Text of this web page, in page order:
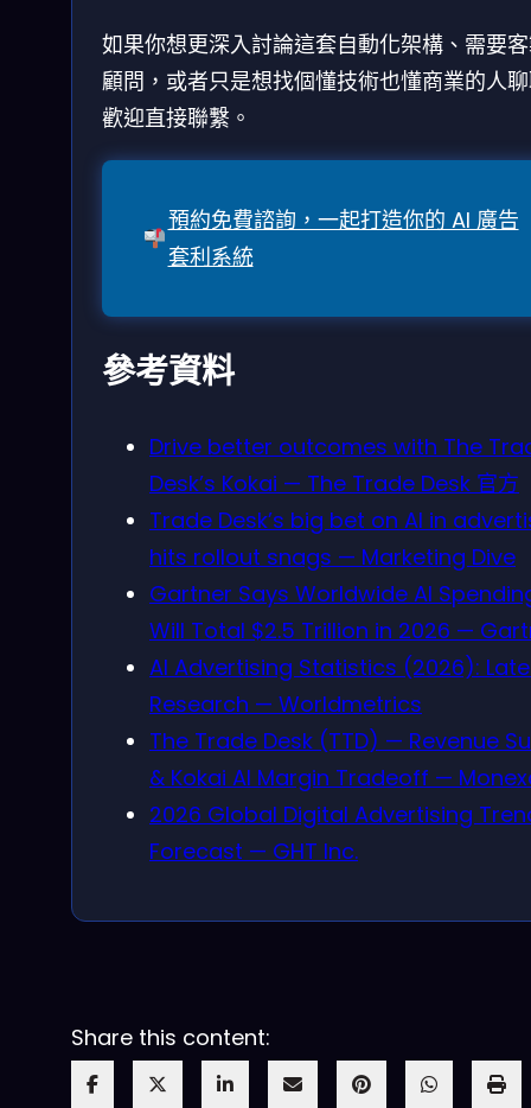
如果你想更深入討論這套自動化架構、需要
顧問，或者只是想找個懂技術也懂商業的人
歡迎直接聯繫。
預約免費諮詢，一起打造你的 AI 廣告
套利系統
參考資料
Drive better outcomes with The
Desk’s Kokai — The Trade Desk 官方
Trade Desk’s big bet on AI in
hits rollout snags — Marketing Dive
Gartner Says Worldwide AI
Will Total $2.5 Trillion in 2026 —
AI Advertising Statistics (2026):
Research — Worldmetrics
The Trade Desk (TTD) — Revenue
& Kokai AI Margin Tradeoff —
2026 Global Digital Advertising
Forecast — GHT Inc.
Share this content: